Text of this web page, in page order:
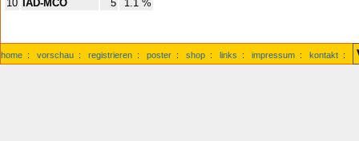
10
IAD-MCO 5 1.1 %
home : vorschau : registrieren : poster : shop : links : impressum : kontakt :